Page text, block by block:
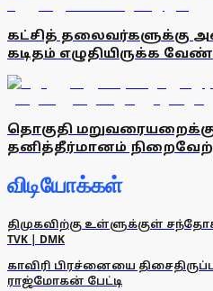
கட்சித் தலைவர்களுக்கு
கடிதம் எழுதியிருக்க
தொகுதி
தனித்தீர்மானம்
விடியோக்கள்
திமுகவிற்கு உள்ளுக்குள்
TVK | DMK
காவிரி பிரச்னையை
ராஜ்மோகன் பேட்டி